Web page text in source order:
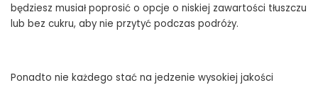
będziesz musiał poprosić o opcje o niskiej zawartości tłuszczu
lub bez cukru, aby nie przytyć podczas podróży.
Ponadto nie każdego stać na jedzenie wysokiej jakości